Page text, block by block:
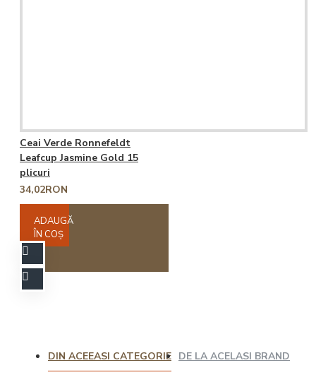
Ceai Verde Ronnefeldt
Leafcup Jasmine Gold 15
plicuri
34,02RON
ADAUGĂ
ÎN COŞ
DIN ACEEASI CATEGORIE DE LA ACELASI BRAND